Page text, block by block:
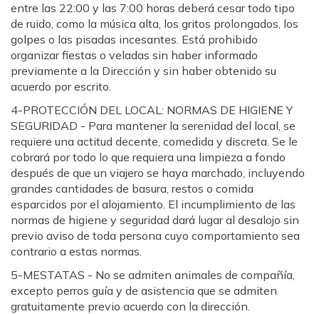
entre las 22:00 y las 7:00 horas deberá cesar todo tipo
de ruido, como la música alta, los gritos prolongados, los
golpes o las pisadas incesantes. Está prohibido
organizar fiestas o veladas sin haber informado
previamente a la Dirección y sin haber obtenido su
acuerdo por escrito.
4-PROTECCIÓN DEL LOCAL: NORMAS DE HIGIENE Y
SEGURIDAD - Para mantener la serenidad del local, se
requiere una actitud decente, comedida y discreta. Se le
cobrará por todo lo que requiera una limpieza a fondo
después de que un viajero se haya marchado, incluyendo
grandes cantidades de basura, restos o comida
esparcidos por el alojamiento. El incumplimiento de las
normas de higiene y seguridad dará lugar al desalojo sin
previo aviso de toda persona cuyo comportamiento sea
contrario a estas normas.
5-MESTATAS - No se admiten animales de compañía,
excepto perros guía y de asistencia que se admiten
gratuitamente previo acuerdo con la dirección.